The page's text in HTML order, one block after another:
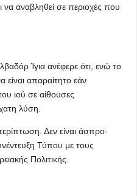
να αναβληθεί σε περιοχές που
Ίγια ανέφερε ότι, ενώ το
είναι απαραίτητο εάν
ιού σε αίθουσες
λύση.
Δεν είναι άσπρο-
Τύπου με τους
Πολιτικής.